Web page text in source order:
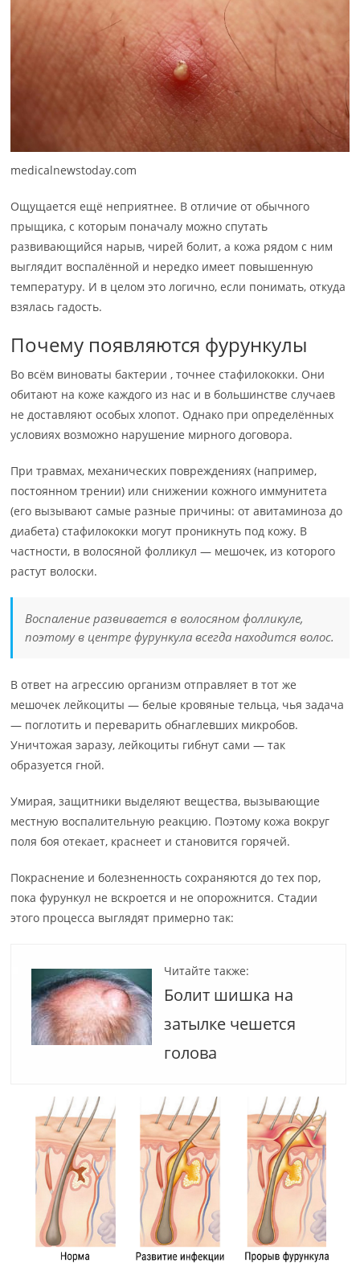
medicalnewstoday.com
Ощущается ещё неприятнее. В отличие от обычного
прыщика, с которым поначалу можно спутать
развивающийся нарыв, чирей болит, а кожа рядом с ним
выглядит воспалённой и нередко имеет повышенную
температуру. И в целом это логично, если понимать, откуда
взялась гадость.
Почему появляются фурункулы
Во всём виноваты бактерии , точнее стафилококки. Они
обитают на коже каждого из нас и в большинстве случаев
не доставляют особых хлопот. Однако при определённых
условиях возможно нарушение мирного договора.
При травмах, механических повреждениях (например,
постоянном трении) или снижении кожного иммунитета
(его вызывают самые разные причины: от авитаминоза до
диабета) стафилококки могут проникнуть под кожу. В
частности, в волосяной фолликул — мешочек, из которого
растут волоски.
Воспаление развивается в волосяном фолликуле,
поэтому в центре фурункула всегда находится волос.
В ответ на агрессию организм отправляет в тот же
мешочек лейкоциты — белые кровяные тельца, чья задача
— поглотить и переварить обнаглевших микробов.
Уничтожая заразу, лейкоциты гибнут сами — так
образуется гной.
Умирая, защитники выделяют вещества, вызывающие
местную воспалительную реакцию. Поэтому кожа вокруг
поля боя отекает, краснеет и становится горячей.
Покраснение и болезненность сохраняются до тех пор,
пока фурункул не вскроется и не опорожнится. Стадии
этого процесса выглядят примерно так:
Читайте также:
Болит шишка на
затылке чешется
голова